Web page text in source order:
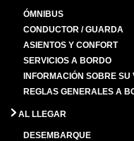
ÓMNIBUS
CONDUCTOR / GUARDA
ASIENTOS Y CONFORT
SERVICIOS A BORDO
INFORMACIÓN SOBRE SU
REGLAS GENERALES A
AL LLEGAR
DESEMBARQUE